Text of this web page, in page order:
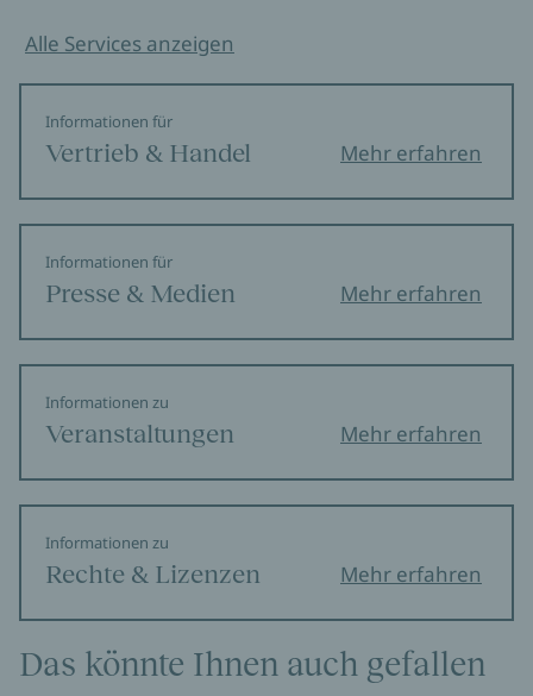
Alle Services anzeigen
Informationen für
Vertrieb & Handel Mehr erfahren
Informationen für
Presse & Medien Mehr erfahren
Informationen zu
Veranstaltungen Mehr erfahren
Informationen zu
Rechte & Lizenzen Mehr erfahren
Das könnte Ihnen auch gefallen